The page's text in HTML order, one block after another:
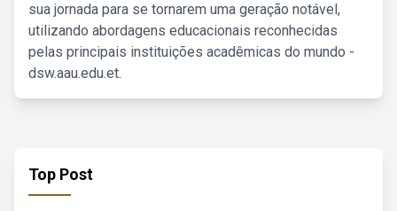
sua jornada para se tornarem uma geração notável,
utilizando abordagens educacionais reconhecidas
pelas principais instituições acadêmicas do mundo -
dsw.aau.edu.et.
Top Post